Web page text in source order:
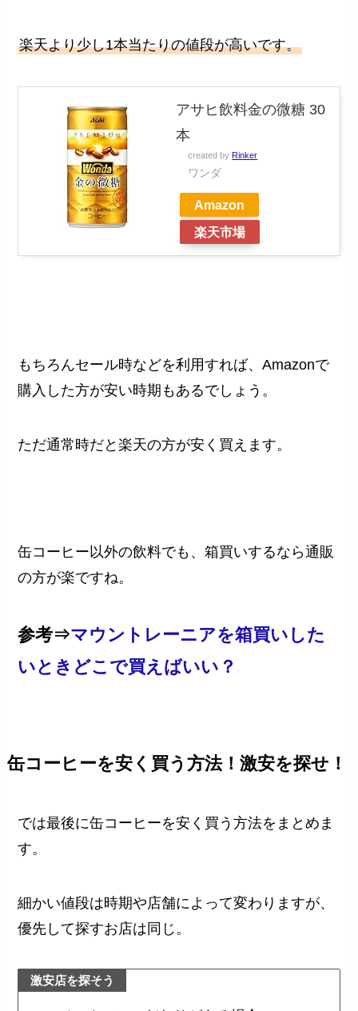
楽天より少し1本当たりの値段が高いです。
アサヒ飲料金の微糖 30
本
created by Rinker
ワンダ
Amazon
楽天市場
もちろんセール時などを利用すれば、Amazonで
購入した方が安い時期もあるでしょう。
ただ通常時だと楽天の方が安く買えます。
缶コーヒー以外の飲料でも、箱買いするなら通販
の方が楽ですね。
参考⇒マウントレーニアを箱買いした
いときどこで買えばいい？
缶コーヒーを安く買う方法！激安を探せ！
では最後に缶コーヒーを安く買う方法をまとめま
す。
細かい値段は時期や店舗によって変わりますが、
優先して探すお店は同じ。
激安店を探そう